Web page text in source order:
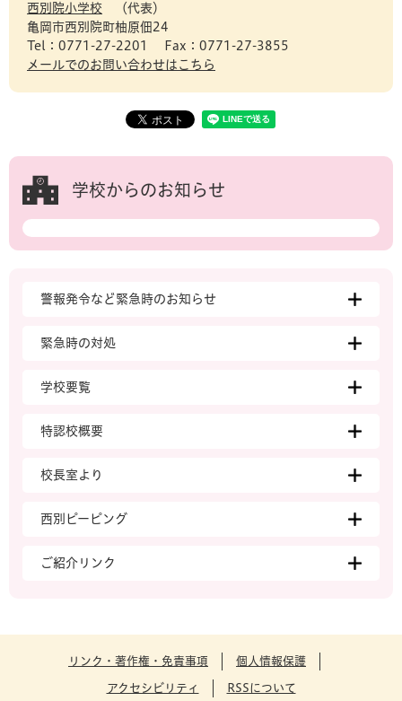
西別院小学校
代表
亀岡市西別院町柚原佃24
Tel：0771-27-2201
Fax：0771-27-3855
メールでのお問い合わせはこちら
学校からのお知らせ
警報発令など緊急時のお知らせ
緊急時の対処
学校要覧
特認校概要
校長室より
西別ピーピング
ご紹介リンク
リンク・著作権・免責事項 個人情報保護
アクセシビリティ RSSについて